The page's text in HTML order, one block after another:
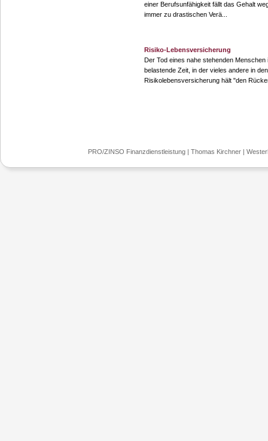
einer Berufsunfähigkeit fällt das Gehalt
immer zu drastischen Verä...
Risiko-Lebensversicherung
Der Tod eines nahe stehenden
belastende Zeit, in der vieles andere in
Risikolebensversicherung hält "den
PRO/ZINSO Finanzdienstleistung | Thomas Kirchner |